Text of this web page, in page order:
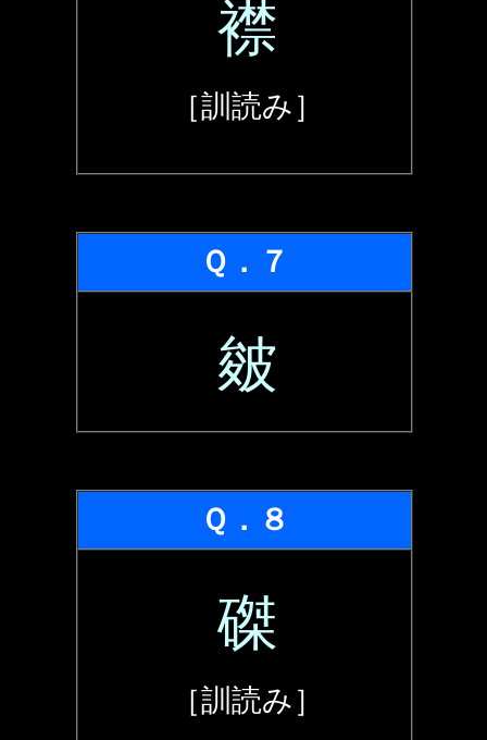
襟
［訓読み］
Ｑ．７
皴
Ｑ．８
磔
［訓読み］